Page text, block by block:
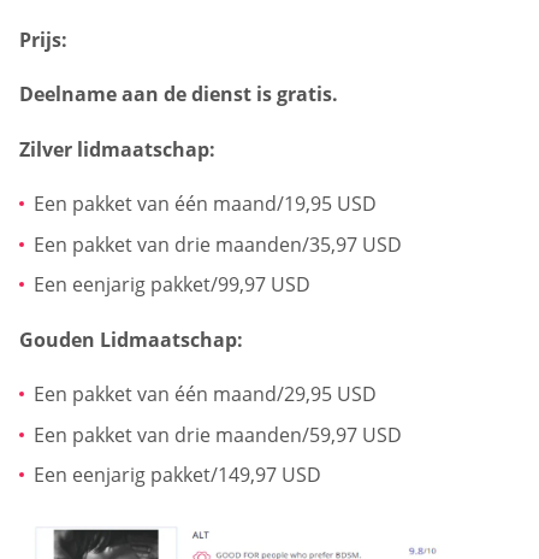
Prijs:
Deelname aan de dienst is gratis.
Zilver lidmaatschap:
Een pakket van één maand/19,95 USD
Een pakket van drie maanden/35,97 USD
Een eenjarig pakket/99,97 USD
Gouden Lidmaatschap:
Een pakket van één maand/29,95 USD
Een pakket van drie maanden/59,97 USD
Een eenjarig pakket/149,97 USD